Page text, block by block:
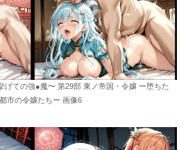
げての強●魔〜 第29部 東ノ帝国・令嬢 ー堕ちた
市の令嬢たちー 画像6